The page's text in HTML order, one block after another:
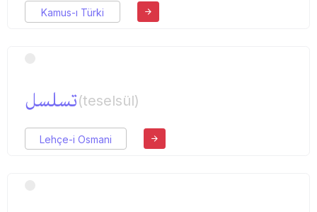
Kamus-ı Türki
تسلسل(teselsül)
Lehçe-i Osmani